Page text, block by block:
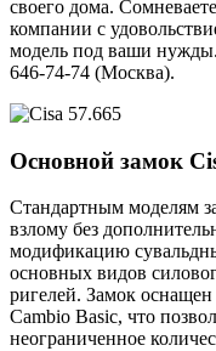
своего дома.
компании с
модель под ваши
646-74-74 (Москва).
Основной замок
Стандартным моделям
взлому без
модификацию
основных видов
ригелей. Замок
Cambio Basic, что
неограниченное